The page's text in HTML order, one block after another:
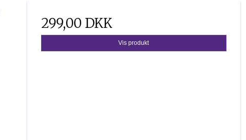
299,00 DKK
Vis produkt